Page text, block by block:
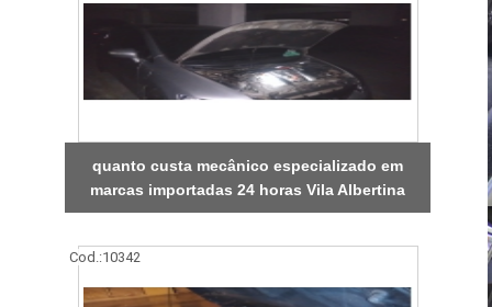
quanto custa mecânico especializado em
marcas importadas 24 horas Vila Albertina
Cod.:10342